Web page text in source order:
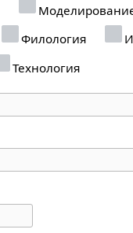
Филология
Технология